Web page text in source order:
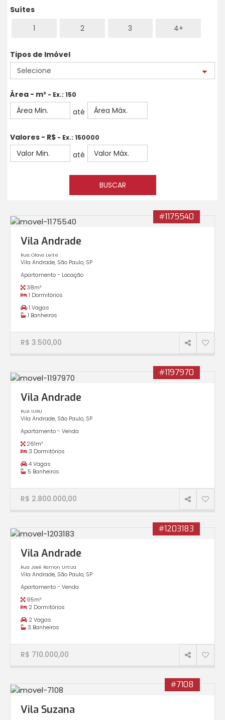
Suítes
1
2 3 4+
Tipos de Imóvel
Área - m² - Ex.: 150
até
Valores - R$ - Ex.: 150000
até
BUSCAR
#1175540
Vila Andrade
Rua Olavo Leite
Vila Andrade, São Paulo, SP
Apartamento - Locação
38m²
1 Dormitórios
1 Vagas
1 Banheiros
R$ 3.500,00
#1197970
Vila Andrade
RUA IURU
Vila Andrade, São Paulo, SP
Apartamento - Venda
261m²
3 Dormitórios
4 Vagas
5 Banheiros
R$ 2.800.000,00
#1203183
Vila Andrade
Rua José Ramon Urtiza
Vila Andrade, São Paulo, SP
Apartamento - Venda
95m²
2 Dormitórios
2 Vagas
3 Banheiros
R$ 710.000,00
#7108
Vila Suzana